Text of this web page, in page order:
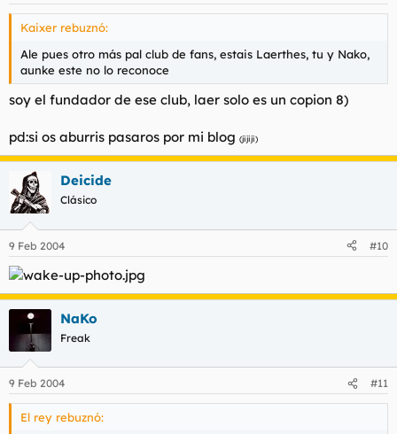
Kaixer rebuznó:
Ale pues otro más pal club de fans, estais Laerthes, tu y Nako,
aunke este no lo reconoce
soy el fundador de ese club, laer solo es un copion 8)
pd:si os aburris pasaros por mi blog (jijiji)
Deicide
Clásico
9 Feb 2004 #10
NaKo
Freak
9 Feb 2004 #11
El rey rebuznó: